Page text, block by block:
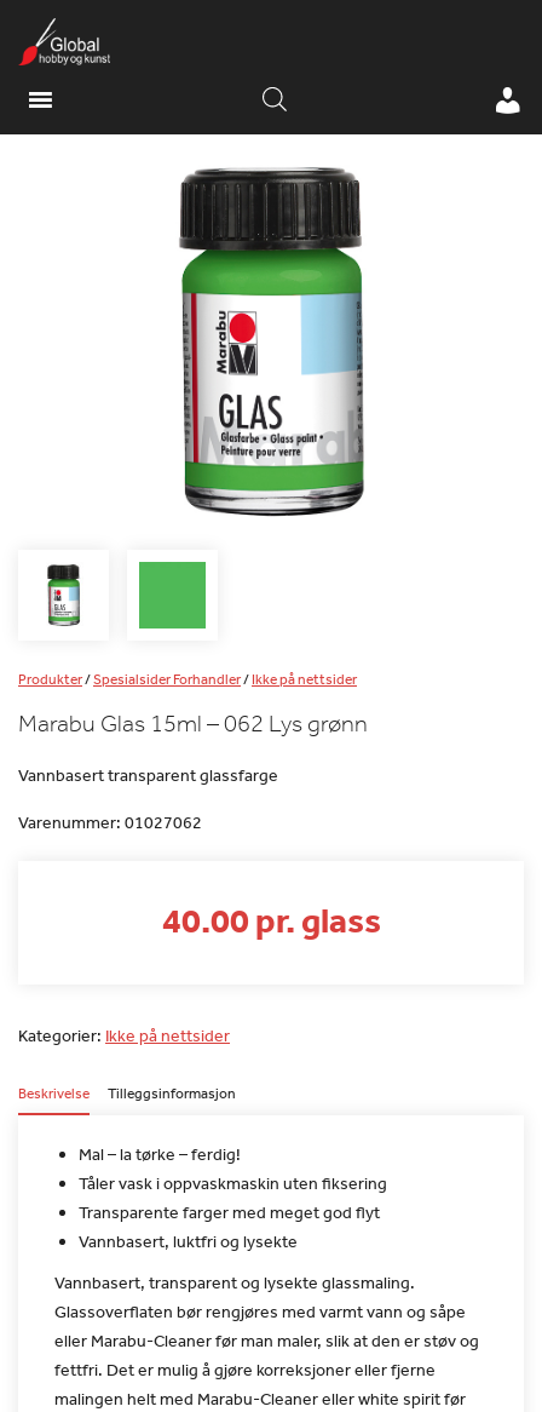
Produkter/Spesialsider Forhandler/Ikke på nettsider
Marabu Glas 15ml – 062 Lys grønn
Vannbasert transparent glassfarge
Varenummer: 01027062
40.00 pr. glass
Kategorier: Ikke på nettsider
Beskrivelse Tilleggsinformasjon
Mal – la tørke – ferdig!
Tåler vask i oppvaskmaskin uten fiksering
Transparente farger med meget god flyt
Vannbasert, luktfri og lysekte
Vannbasert, transparent og lysekte glassmaling.
Glassoverflaten børrengjøres med varmt vann og såpe
eller Marabu-Cleaner før man maler, slik at den er støv og
fettfri. Det er mulig å gjøre korreksjoner eller fjerne
malingen helt med Marabu-Cleaner ellerwhite spirit før